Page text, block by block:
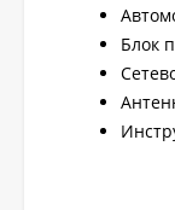
Блок